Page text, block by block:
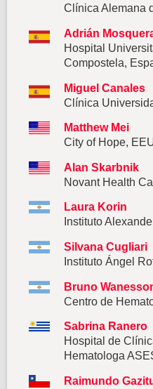
Clínica Alemana
Adrián
Hospital
Compostela,
Miguel Canales
Clínica
Matthew Mei
City of Hope,
Alan Skarbnik
Novant Health
Laura Korin
Instituto
Silvana Cugliari
Instituto Ángel
Bruno
Centro de
Sabrina Ranero
Hospital de
Hematologa
Raimundo